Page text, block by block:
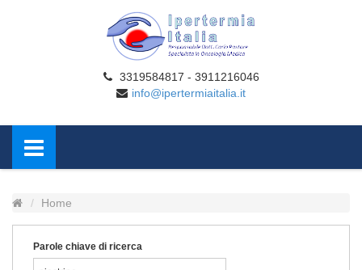
3319584817 - 3911216046
info@ipertermiaitalia.it
Home
Parole chiave di ricerca